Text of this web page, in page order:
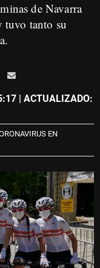
de Navarra
tuvo tanto su
| ACTUALIZADO:
EN